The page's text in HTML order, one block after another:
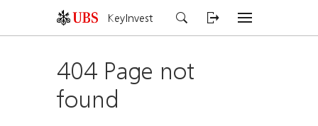
KeyInvest
404 Page not
found